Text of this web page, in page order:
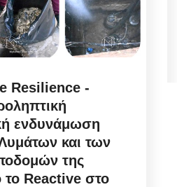
Resilience -
ενδυνάμωση
και των
της
Reactive στο
Δημοτικό Συμβούλιο Μυκόνου
για αναμόρφωση...